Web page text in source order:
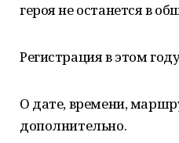
героя не останется в
Регистрация в этом
О дате, времени,
дополнительно.